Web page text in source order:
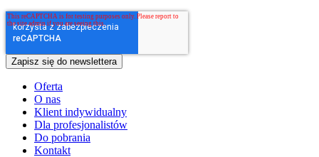
Oferta
O nas
Klient indywidualny
Dla profesjonalistów
Do pobrania
Kontakt